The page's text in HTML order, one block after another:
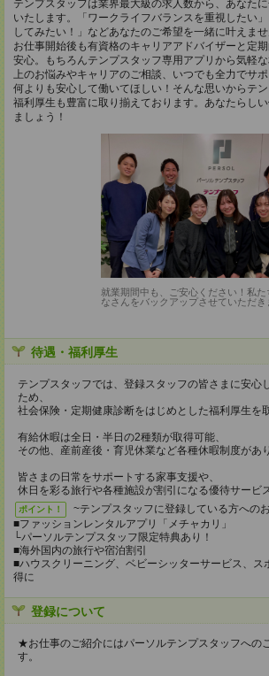
テンプスタッフは業界最大級の求人数から、あなた
いたします。「ワークライフバランスを重視したい
してみたい！」などあなたのご希望を一緒に叶えませ
お仕事開始後も有資格のキャリアアドバイザーと定
安心。もちろんテンプスタッフ専用アプリから気軽
上のお悩みやキャリアのご相談、いつでも全力でサポ
何よりも安心して働いてほしい！そんな思いからテ
福利厚生も豊富に取り揃えております。あなたらし
ましょう！
就業期間中も、ご安心ください！私た
なさんをバックアップさせていただき
待遇・福利厚生
テンプスタッフでは、登録スタッフの皆さまに安心
ため、
社会保険・定期健康診断をはじめとした福利厚生を
有給休暇は全日・半日の2種類が取得可能、
その他、産前産後・育児休業など各種休暇制度があ
皆さまの日常をサポートする家事支援や、
休日を彩る旅行や各種施設が割引になる優待サービ
ポイント！
~テンプスタッフに登録している方への
■ファッションレンタルアプリ「メチャカリ」
└パーソルテンプスタッフ限定特典あり！
■海外国内の旅行や宿泊割引
■ハウスクリーニング、ベビーシッターサービス、ス
得に
登録について
★お仕事のご紹介にはパーソルテンプスタッフへの
す。